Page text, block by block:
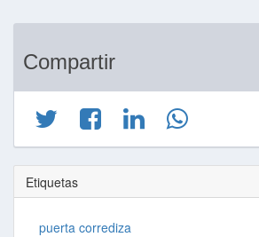
Compartir
Etiquetas
puerta corrediza